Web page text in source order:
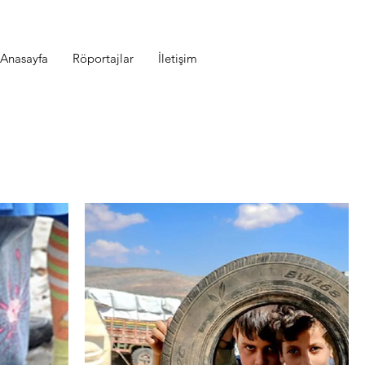
Anasayfa Röportajlar İletişim